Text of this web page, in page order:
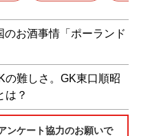
お酒事情「ポーランド
の難しさ。GK東口順昭
は？